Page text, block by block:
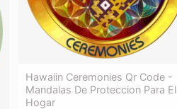
Hawaiin Ceremonies Qr Code -
Mandalas De Proteccion Para El
Hogar